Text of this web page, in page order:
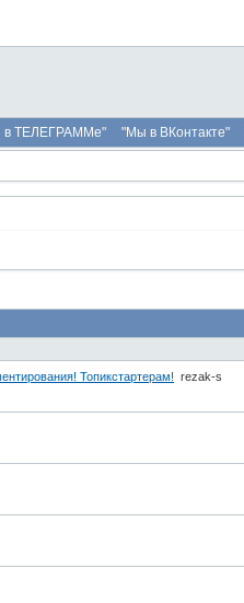
в ТЕЛЕГРАММе" "Мы в ВКонтакте"
Топикстартерам! rezak-s